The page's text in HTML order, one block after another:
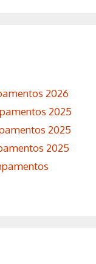
2026
2025
2025
2025